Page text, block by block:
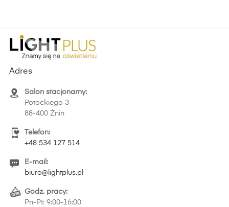
Adres
Salon stacjonarny:
Potockiego 3
88-400 Żnin
Telefon:
+48 534 127 514
E-mail:
biuro@lightplus.pl
Godz. pracy:
Pn-Pt: 9:00-16:00